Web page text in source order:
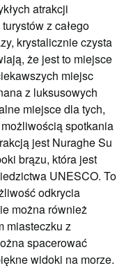
atrakcji
z całego
krystalicznie czysta
że jest to miejsce
miejsc
z luksusowych
miejsce dla tych,
spotkania
jest Nuraghe Su
brązu, która jest
UNESCO. To
odkrycia
można również
miasteczku z
spacerować
widoki na morze.